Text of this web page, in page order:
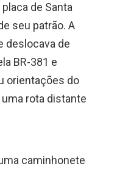
de Santa
seu patrão. A
deslocava de
BR-381 e
orientações do
uma rota distante
caminhonete